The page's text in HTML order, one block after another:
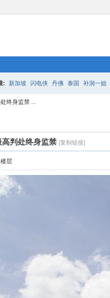
: 新加坡 闪电侠 丹佛 泰国 补洞一姐
终身监禁 ...
判处终身监禁 [复制链接]
层